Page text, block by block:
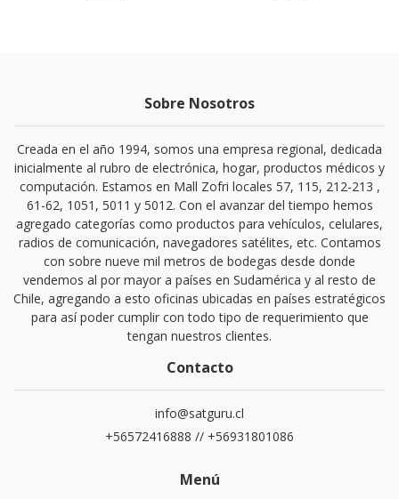
Sobre Nosotros
Creada en el año 1994, somos una empresa regional, dedicada
inicialmente al rubro de electrónica, hogar, productos médicos y
computación. Estamos en Mall Zofri locales 57, 115, 212-213 ,
61-62, 1051, 5011 y 5012. Con el avanzar del tiempo hemos
agregado categorías como productos para vehículos, celulares,
radios de comunicación, navegadores satélites, etc. Contamos
con sobre nueve mil metros de bodegas desde donde
vendemos al por mayor a países en Sudamérica y al resto de
Chile, agregando a esto oficinas ubicadas en países estratégicos
para así poder cumplir con todo tipo de requerimiento que
tengan nuestros clientes.
Contacto
info@satguru.cl
+56572416888 // +56931801086
Menú